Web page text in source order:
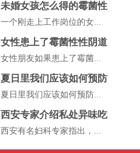
未婚女孩怎么得的霉菌性
一个刚走上工作岗位的女...
女性患上了霉菌性性阴道
女性朋友如果患上了霉菌...
夏日里我们应该如何预防
夏日里我们应该如何预防...
西安专家介绍私处异味吃
西安有名妇科专家指出，...